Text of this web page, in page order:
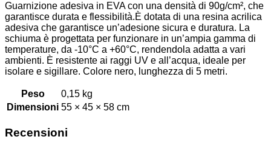
Guarnizione adesiva in EVA con una densità di 90g/cm², che
garantisce durata e flessibilità.È dotata di una resina acrilica
adesiva che garantisce un’adesione sicura e duratura. La
schiuma è progettata per funzionare in un’ampia gamma di
temperature, da -10°C a +60°C, rendendola adatta a vari
ambienti. È resistente ai raggi UV e all’acqua, ideale per
isolare e sigillare. Colore nero, lunghezza di 5 metri.
Peso
0,15 kg
Dimensioni 55 × 45 × 58 cm
Recensioni